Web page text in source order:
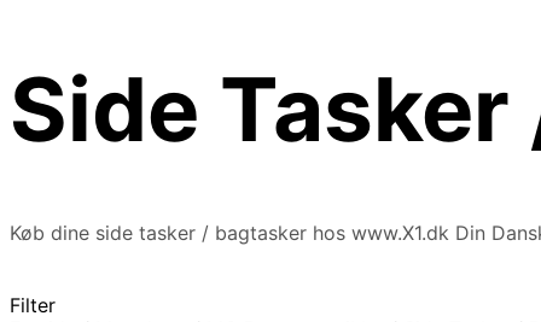
Side
Køb dine side tasker / bagtasker hos www.X1.dk Din
Filter